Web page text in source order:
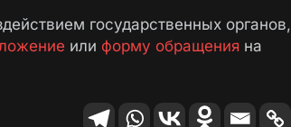
государственных органов,
или форму обращения на